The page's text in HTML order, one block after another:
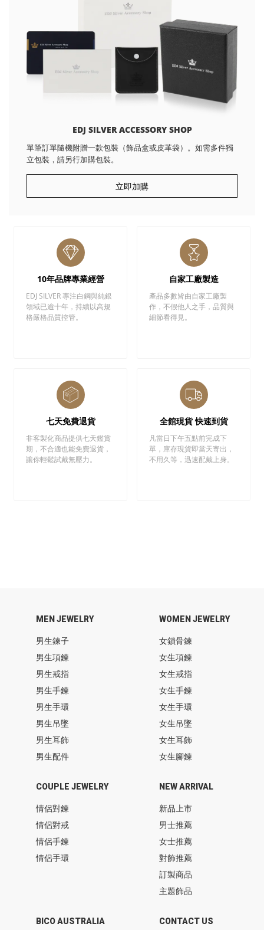
EDJ SILVER ACCESSORY SHOP
單筆訂單隨機附贈一款包裝（飾品盒或皮革袋）。如需多件獨
立包裝，請另行加購包裝。
立即加購
10年品牌專業經營
EDJ SILVER 專注白鋼與純銀
領域已逾十年，持續以高規
格嚴格品質控管。
自家工廠製造
產品多數皆由自家工廠製
作，不假他人之手，品質與
細節看得見。
七天免費退貨
非客製化商品提供七天鑑賞
期，不合適也能免費退貨，
讓你輕鬆試戴無壓力。
全館現貨 快速到貨
凡當日下午五點前完成下
單，庫存現貨即當天寄出，
不用久等，迅速配戴上身。
MEN JEWELRY
男生鍊子
男生項鍊
男生戒指
男生手鍊
男生手環
男生吊墜
男生耳飾
男生配件
WOMEN JEWELRY
女鎖骨鍊
女生項鍊
女生戒指
女生手鍊
女生手環
女生吊墜
女生耳飾
女生腳鍊
COUPLE JEWELRY
情侶對鍊
情侶對戒
情侶手鍊
情侶手環
BICO AUSTRALIA
NEW ARRIVAL
新品上市
男士推薦
女士推薦
對飾推薦
訂製商品
主題飾品
CONTACT US